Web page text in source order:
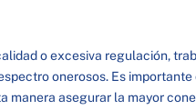
o excesiva regulación,
onerosos. Es
manera asegurar la mayor